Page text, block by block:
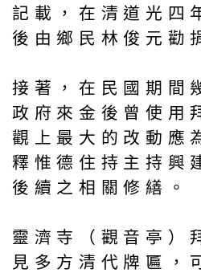
記載，在清道光四
後由鄉民林俊元勸
接著，在民國期間
政府來金後曾使用
觀上最大的改動應
釋惟德住持主持興
後續之相關修繕。
靈濟寺（觀音亭）
見多方清代牌匾，